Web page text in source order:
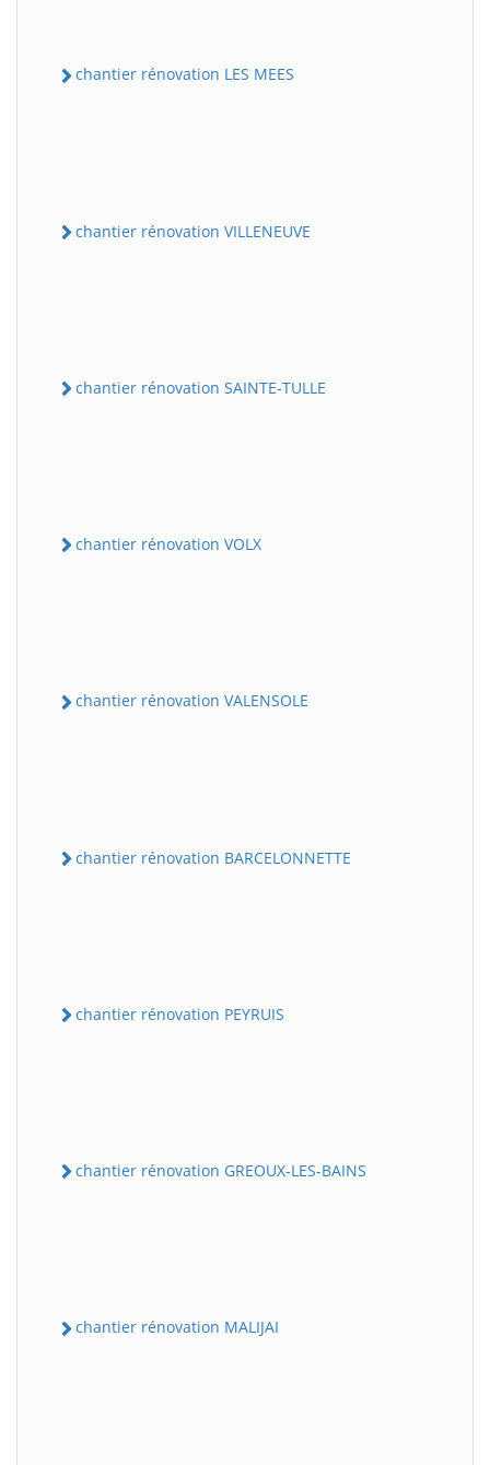
chantier rénovation LES MEES
chantier rénovation VILLENEUVE
chantier rénovation SAINTE-TULLE
chantier rénovation VOLX
chantier rénovation VALENSOLE
chantier rénovation BARCELONNETTE
chantier rénovation PEYRUIS
chantier rénovation GREOUX-LES-BAINS
chantier rénovation MALIJAI